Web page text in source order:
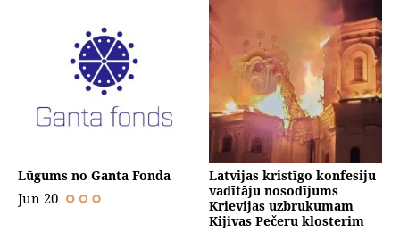
Lūgums no Ganta Fonda
Jūn 20
Latvijas kristīgo konfesiju
vadītāju nosodījums
Krievijas uzbrukumam
Kijivas Pečeru klosterim